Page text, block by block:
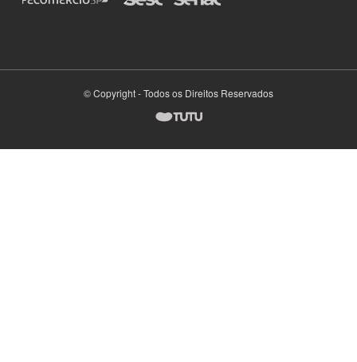
© Copyright - Todos os Direitos Reservados